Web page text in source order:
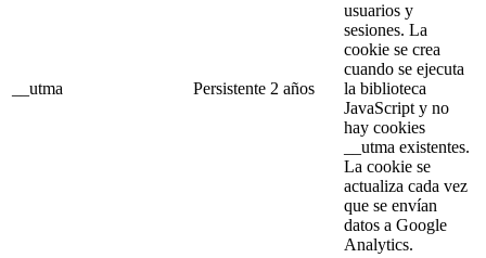
__utma Persistente 2 años
usuarios y
sesiones. La
cookie se crea
cuando se ejecuta
la biblioteca
JavaScript y no
hay cookies
__utma existentes.
La cookie se
actualiza cada vez
que se envían
datos a Google
Analytics.